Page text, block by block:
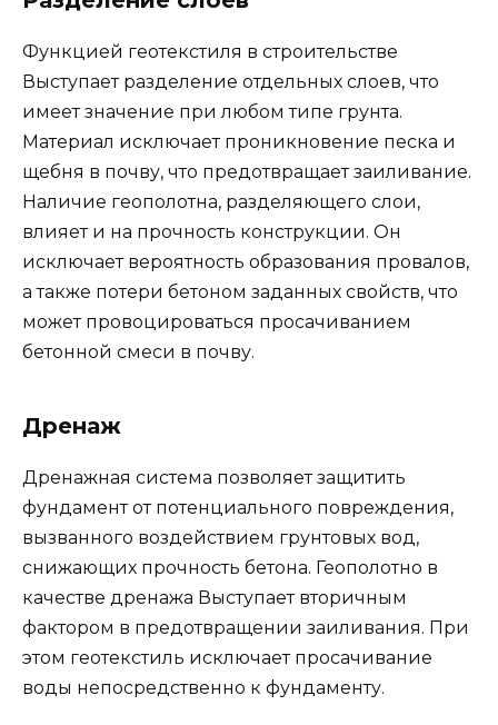
Функцией геотекстиля в строительстве
Выступает разделение отдельных слоев, что
имеет значение при любом типе грунта.
Материал исключает проникновение песка и
щебня в почву, что предотвращает заиливание.
Наличие геополотна, разделяющего слои,
влияет и на прочность конструкции. Он
исключает вероятность образования провалов,
а также потери бетоном заданных свойств, что
может провоцироваться просачиванием
бетонной смеси в почву.
Дренаж
Дренажная система позволяет защитить
фундамент от потенциального повреждения,
вызванного воздействием грунтовых вод,
снижающих прочность бетона. Геополотно в
качестве дренажа Выступает вторичным
фактором в предотвращении заиливания. При
этом геотекстиль исключает просачивание
воды непосредственно к фундаменту.